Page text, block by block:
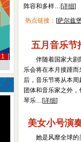
1
阵容和多样…[详细]
热点链接： [萨尔兹
五月音乐节
伴随着国家大剧院
乐会将在本月接踵
后，音乐节将从本
团体和音乐家之外
琴乐…[详细]
美女小号演
她是风靡全球的美